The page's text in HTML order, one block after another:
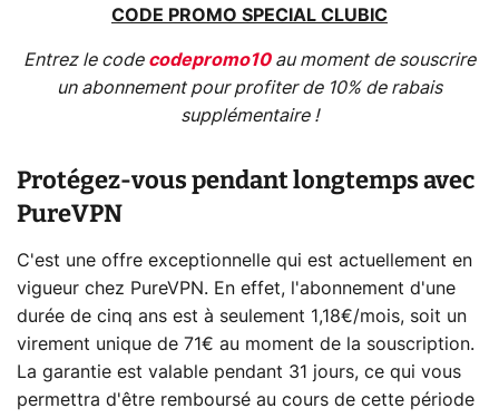
CODE PROMO SPECIAL CLUBIC
Entrez le code codepromo10au moment de souscrire
un abonnement pour profiter de 10% de rabais
supplémentaire !
Protégez-vous pendant longtemps avec
PureVPN
C'est une offre exceptionnelle qui est actuellement en
vigueur chez PureVPN. En effet, l'abonnement d'une
durée de cinq ans est à seulement 1,18€/mois, soit un
virement unique de 71€ au moment de la souscription.
La garantie est valable pendant 31 jours, ce qui vous
permettra d'être remboursé au cours de cette période